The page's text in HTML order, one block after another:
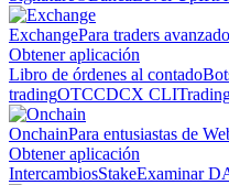
ExchangePara traders
Obtener aplicación
Libro de órdenes al contado
tradingOTCCDCX CLI
OnchainPara entusiastas de
Obtener aplicación
IntercambiosStakeExaminar